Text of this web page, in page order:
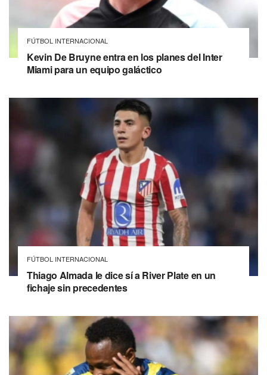
FÚTBOL INTERNACIONAL
Kevin De Bruyne entra en los planes del Inter
Miami para un equipo galáctico
FÚTBOL INTERNACIONAL
Thiago Almada le dice sí a River Plate en un
fichaje sin precedentes